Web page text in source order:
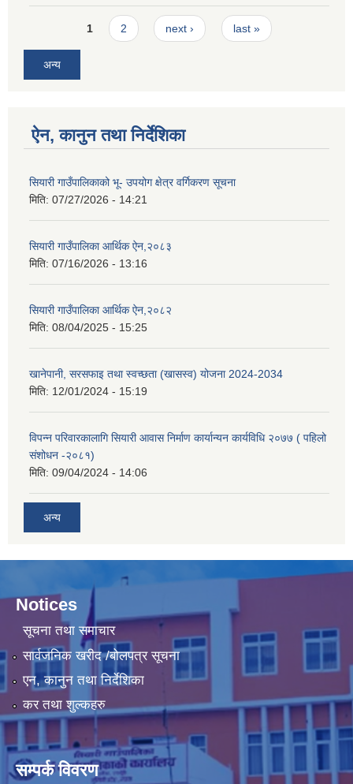
Pages1 2 next › last »
अन्य
ऐन, कानुन तथा निर्देशिका
सियारी गाउँपालिकाको भू- उपयोग क्षेत्र वर्गिकरण सूचना
मिति: 07/27/2026 - 14:21
सियारी गाउँपालिका आर्थिक ऐन,२०८३
मिति: 07/16/2026 - 13:16
सियारी गाउँपालिका आर्थिक ऐन,२०८२
मिति: 08/04/2025 - 15:25
खानेपानी, सरसफाइ तथा स्वच्छता (खासस्व) योजना 2024-2034
मिति: 12/01/2024 - 15:19
विपन्न परिवारकालागि सियारी आवास निर्माण कार्यान्यन कार्यविधि २०७७ ( पहिलो
संशोधन -२०८१)
मिति: 09/04/2024 - 14:06
अन्य
Notices
सूचना तथा समाचार
सार्वजनिक खरीद /बोलपत्र सूचना
एन, कानुन तथा निर्देशिका
कर तथा शुल्कहरु
सम्पर्क विवरण